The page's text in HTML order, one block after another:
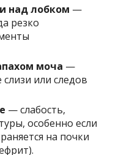
над лобком —
резко
моча —
или следов
— слабость,
особенно если
на почки